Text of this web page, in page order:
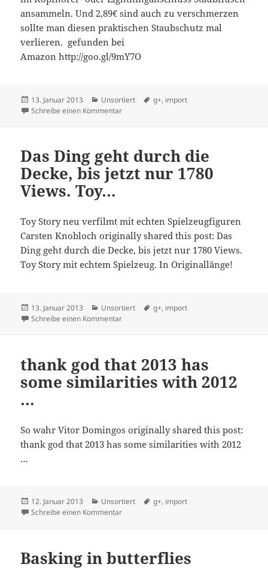
ansammeln. Und 2,89€ sind auch zu verschmerzen
sollte man diesen praktischen Staubschutz mal
verlieren. gefunden bei
Amazon http://goo.gl/9mY7O
Veröffentlicht
am
13. Januar 2013 Kategorien
Unsortiert Schlagwörter
g+, import
Schreibe einen Kommentarzu Staubschutz für iPhone 5
Das Ding geht durch die
Decke, bis jetzt nur 1780
Views. Toy…
Toy Story neu verfilmt mit echten Spielzeugfiguren
Carsten Knobloch originally shared this post: Das
Ding geht durch die Decke, bis jetzt nur 1780 Views.
Toy Story mit echtem Spielzeug. In Originallänge!
Veröffentlicht
am
13. Januar 2013 Kategorien
Unsortiert Schlagwörter
g+, import
Schreibe einen Kommentarzu Das Ding geht durch die Decke, bis jetzt
thank god that 2013 has
some similarities with 2012
…
So wahr Vitor Domingos originally shared this post:
thank god that 2013 has some similarities with 2012
…
Veröffentlicht
am
12. Januar 2013 Kategorien
Unsortiert Schlagwörter
g+, import
Schreibe einen Kommentarzu thank god that 2013 has some
Basking in butterflies